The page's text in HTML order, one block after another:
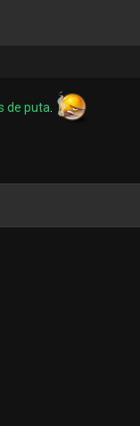
de puta